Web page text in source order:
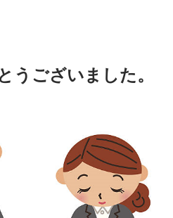
うございました。